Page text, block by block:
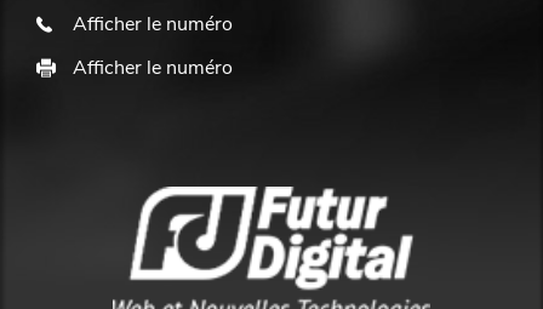
Afficher le numéro
Afficher le numéro